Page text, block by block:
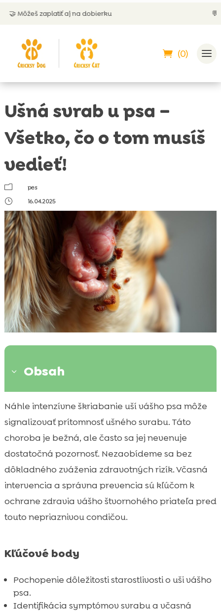
aj na dobierku 💬 Zákaznícka
(0)
Ušná svrab u psa –
Všetko, čo o tom musíš
vedieť!
m
pes
}
16.04.2025
3 Obsah
 Čo je ušná svrab u psa?
 Príznaky ušného svrabu u psov
 Diagnostika a testovanie
 Liečba ušného svrabu u psov
 Ako ochrániť psa pred ušným svrabením
Výber správneho krmiva pre vášho psa
Prevencia a dlhodobá starostlivosť o uši
 Ako čistiť uši psa správne
Kedy navštíviť veterinára
Domáce liečivá na ušný svrab
Náhle intenzívne škriabanie uší vášho psa môže
signalizovať prítomnosť ušného svrabu. Táto
choroba je bežná, ale často sa jej nevenuje
dostatočná pozornosť. Nezaobídeme sa bez
dôkladného zváženia zdravotných rizík. Včasná
intervencia a správna prevencia sú kľúčom k
ochrane zdravia vášho štvornohého priateľa pred
touto nepriaznivou condičou.
Kľúčové body
Pochopenie dôležitosti starostlivosti o uši vášho
psa.
Identifikácia symptómov svrabu a včasná